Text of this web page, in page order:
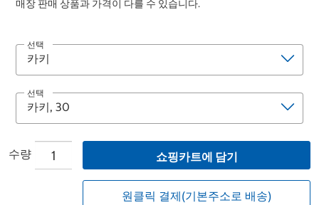
매장 판매 상품과 가격이 다를 수 있습니다.
선택
선택
수량 쇼핑카트에 담기
원클릭 결제(기본주소로 배송)